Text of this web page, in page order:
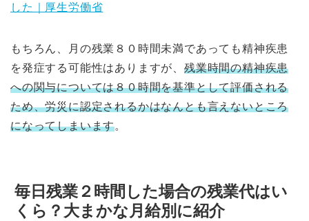
した｜厚生労働省
もちろん、月の残業８０時間未満であっても精神疾患
を発症する可能性はありますが、 残業時間の精神疾患
への関与については８０時間を基準として評価される
ため、労災に認定されるかはなんとも言えないところ
になってしまいます。
毎日残業２時間した場合の残業代はい
くら？大まかな月給別に紹介